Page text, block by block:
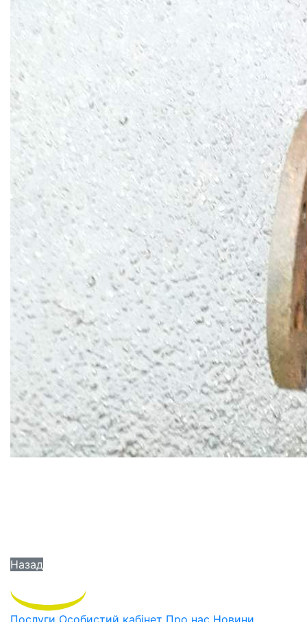
Назад
Послуги Особистий кабінет Про нас Новини